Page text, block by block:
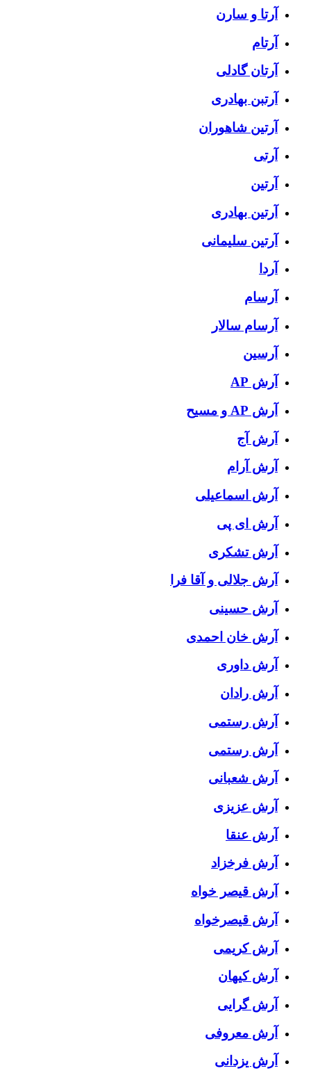
آرتا و سارن
آرتام
آرتان گادلی
آرتبن بهادری
آرتين شاهوران
آرتی
آرتین
آرتین بهادری
آرتین سلیمانی
آردا
آرسام
آرسام سالار
آرسین
آرش AP
آرش AP و مسیح
آرش آج
آرش آرام
آرش اسماعیلی
آرش ای پی
آرش تشکری
آرش جلالی و آقا فرا
آرش حسینی
آرش خان احمدی
آرش داوری
آرش رادان
آرش رستمى
آرش رستمی
آرش شعبانی
آرش عزیزی
آرش عنقا
آرش فرخزاد
آرش قیصر خواه
آرش قیصرخواه
آرش کریمی
آرش کیهان
آرش گرایی
آرش معروفی
آرش یزدانی